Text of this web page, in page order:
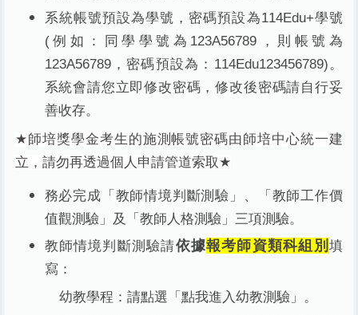
系統帳號預設為學號，密碼預設為114Edu+學號
(例如：同學學號為 123A56789 ，則帳號為
123A56789，密碼預設為： 114Edu123456789)。
系統會請您立即修改密碼，修改後密碼請自行妥
善收存。
★師培獎學金考生的施測帳號密碼由師培中心統一建
立，請勿再透過個人申請管道索取★
務必完成「教師情境判斷測驗」、「教師工作價
值觀測驗」及「教師人格測驗」三項測驗。
教師情境判斷測驗請依據報考師資類科組別 填
寫：
幼教學程：請點選「點我進入幼教測驗」。